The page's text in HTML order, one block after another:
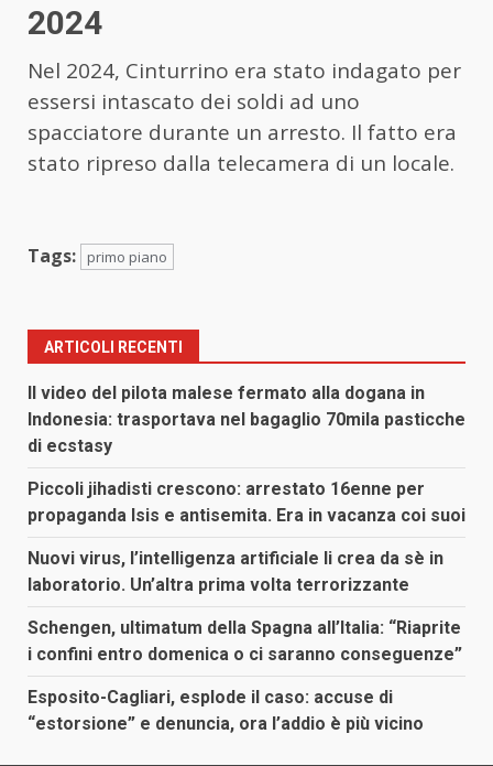
2024
Nel 2024, Cinturrino era stato indagato per
essersi intascato dei soldi ad uno
spacciatore durante un arresto. Il fatto era
stato ripreso dalla telecamera di un locale.
Tags: primo piano
ARTICOLI RECENTI
Il video del pilota malese fermato alla dogana in
Indonesia: trasportava nel bagaglio 70mila pasticche
di ecstasy
Piccoli jihadisti crescono: arrestato 16enne per
propaganda Isis e antisemita. Era in vacanza coi suoi
Nuovi virus, l’intelligenza artificiale li crea da sè in
laboratorio. Un’altra prima volta terrorizzante
Schengen, ultimatum della Spagna all’Italia: “Riaprite
i confini entro domenica o ci saranno conseguenze”
Esposito-Cagliari, esplode il caso: accuse di
“estorsione” e denuncia, ora l’addio è più vicino